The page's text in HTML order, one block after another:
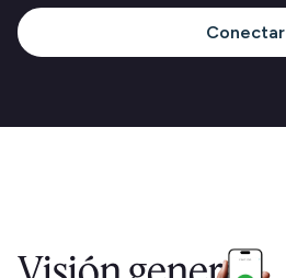
Conectar